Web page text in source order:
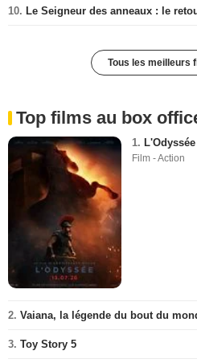
10. Le Seigneur des anneaux : le
Tous les meilleurs
Top films au box
1. L'Odyssée
Film - Action
2. Vaiana, la légende du bout du
3. Toy Story 5